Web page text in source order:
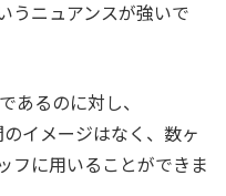
うニュアンスが強いで
るのに対し、
イメージはなく、数ヶ
フに用いることができま